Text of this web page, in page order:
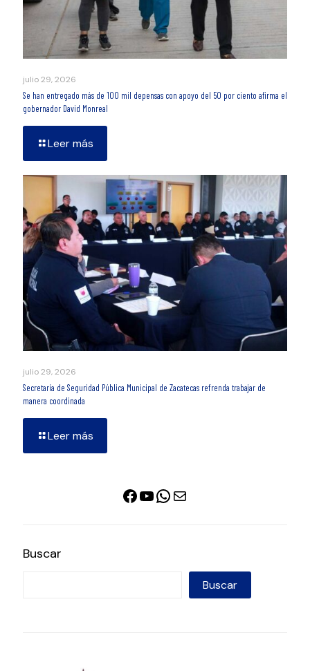
julio 29, 2026
Se han entregado más de 100 mil depensas con apoyo del 50 por ciento afirma el
gobernador David Monreal
Leer más
julio 29, 2026
Secretaría de Seguridad Pública Municipal de Zacatecas refrenda trabajar de
manera coordinada
Leer más
Facebook
YouTube
WhatsApp
Correo electrónico
Buscar
Buscar